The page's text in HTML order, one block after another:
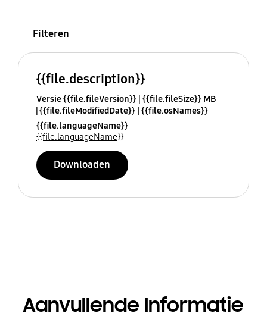
Filteren
{{file.description}}
Versie {{file.fileVersion}} {{file.fileSize}} MB
{{file.fileModifiedDate}} {{file.osNames}}
{{file.languageName}}
{{file.languageName}}
Downloaden
Aanvullende Informatie